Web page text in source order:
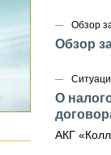
Обзор
Обзор
О
АКГ